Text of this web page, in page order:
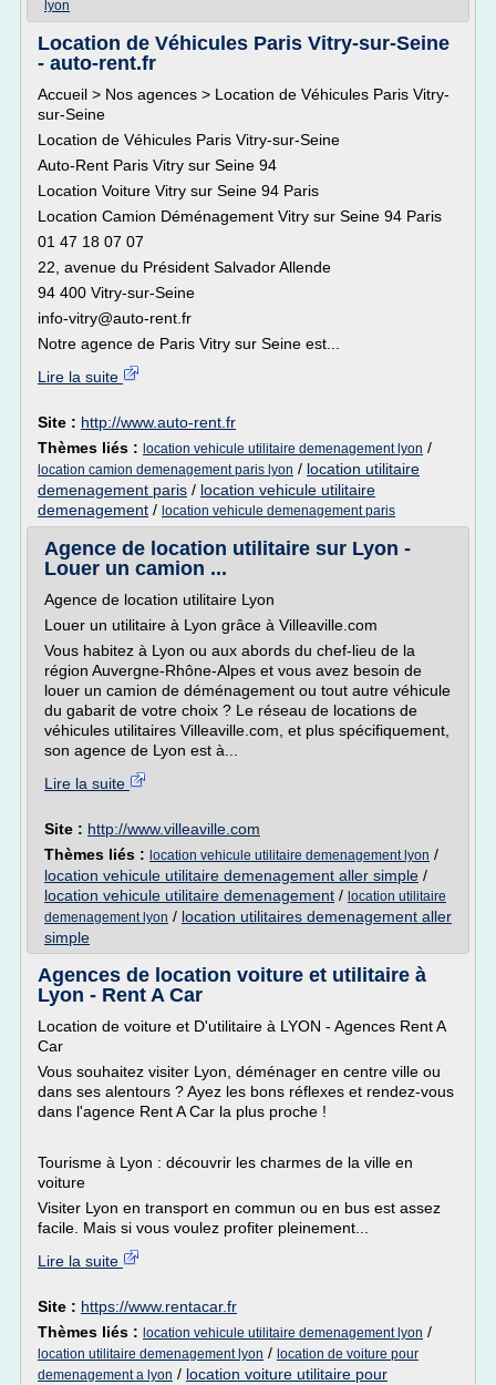
lyon
Location de Véhicules Paris Vitry-sur-Seine
- auto-rent.fr
Accueil > Nos agences > Location de Véhicules Paris Vitry-
sur-Seine
Location de Véhicules Paris Vitry-sur-Seine
Auto-Rent Paris Vitry sur Seine 94
Location Voiture Vitry sur Seine 94 Paris
Location Camion Déménagement Vitry sur Seine 94 Paris
01 47 18 07 07
22, avenue du Président Salvador Allende
94 400 Vitry-sur-Seine
info-vitry@auto-rent.fr
Notre agence de Paris Vitry sur Seine est...
Lire la suite
Site : http://www.auto-rent.fr
Thèmes liés : location vehicule utilitaire demenagement lyon /
location camion demenagement paris lyon / location utilitaire
demenagement paris / location vehicule utilitaire
demenagement / location vehicule demenagement paris
Agence de location utilitaire sur Lyon -
Louer un camion ...
Agence de location utilitaire Lyon
Louer un utilitaire à Lyon grâce à Villeaville.com
Vous habitez à Lyon ou aux abords du chef-lieu de la
région Auvergne-Rhône-Alpes et vous avez besoin de
louer un camion de déménagement ou tout autre véhicule
du gabarit de votre choix ? Le réseau de locations de
véhicules utilitaires Villeaville.com, et plus spécifiquement,
son agence de Lyon est à...
Lire la suite
Site : http://www.villeaville.com
Thèmes liés : location vehicule utilitaire demenagement lyon /
location vehicule utilitaire demenagement aller simple /
location vehicule utilitaire demenagement / location utilitaire
demenagement lyon / location utilitaires demenagement aller
simple
Agences de location voiture et utilitaire à
Lyon - Rent A Car
Location de voiture et D'utilitaire à LYON - Agences Rent A
Car
Vous souhaitez visiter Lyon, déménager en centre ville ou
dans ses alentours ? Ayez les bons réflexes et rendez-vous
dans l'agence Rent A Car la plus proche !
Tourisme à Lyon : découvrir les charmes de la ville en
voiture
Visiter Lyon en transport en commun ou en bus est assez
facile. Mais si vous voulez profiter pleinement...
Lire la suite
Site : https://www.rentacar.fr
Thèmes liés : location vehicule utilitaire demenagement lyon /
location utilitaire demenagement lyon / location de voiture pour
demenagement a lyon / location voiture utilitaire pour